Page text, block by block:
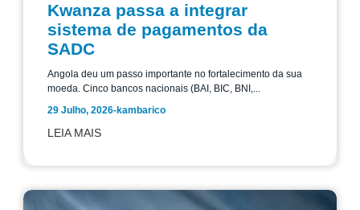
Kwanza passa a integrar
sistema de pagamentos da
SADC
Angola deu um passo importante no fortalecimento da sua
moeda. Cinco bancos nacionais (BAI, BIC, BNI,...
29 Julho, 2026-kambarico
LEIA MAIS